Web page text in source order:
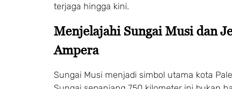
terjaga hingga kini.
Menjelajahi Sungai Musi dan
Ampera
Sungai Musi menjadi simbol utama kota